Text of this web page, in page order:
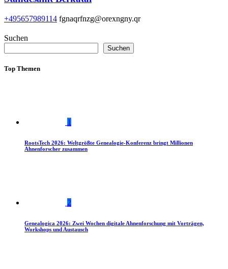
+495657989114 fgnaqrfnzg@orexngny.qr
Suchen
Suchen
Top Themen
1
RootsTech 2026: Weltgrößte Genealogie-Konferenz bringt Millionen
Ahnenforscher zusammen
2
Genealogica 2026: Zwei Wochen digitale Ahnenforschung mit Vorträgen,
Workshops und Austausch